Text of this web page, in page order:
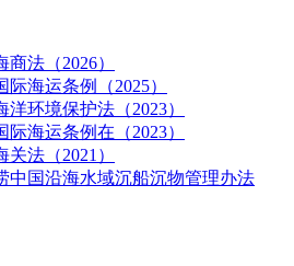
法（2026）
海运条例（2025）
环境保护法（2023）
海运条例在（2023）
法（2021）
中国沿海水域沉船沉物管理办法